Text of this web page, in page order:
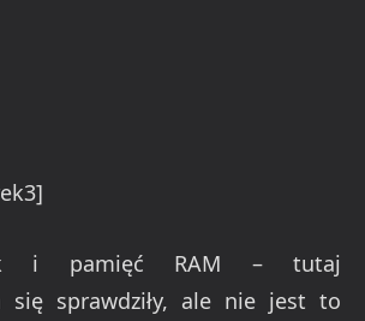
i pamięć RAM – tutaj
się sprawdziły, ale nie jest to